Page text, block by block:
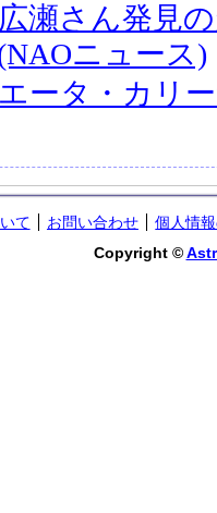
広瀬さん発見
ニュース)
エータ・カリ
て お問い合わせ
個人情
Copyright ©